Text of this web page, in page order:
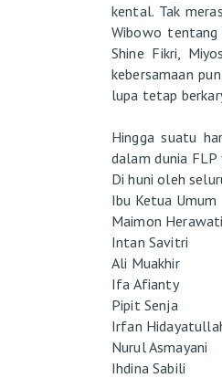
kental. Tak
Wibowo tentang
Shine Fikri,
kebersamaan
lupa tetap
Hingga suatu
dalam dunia
Di huni oleh
Ibu Ketua
Maimon Herawati
Intan Savitri
Ali Muakhir
Ifa Afianty
Pipit Senja
Irfan
Nurul Asmayani
Ihdina Sabili